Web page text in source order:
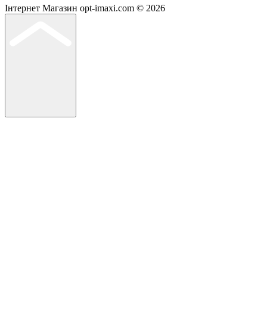
Інтернет Магазин opt-imaxi.com © 2026